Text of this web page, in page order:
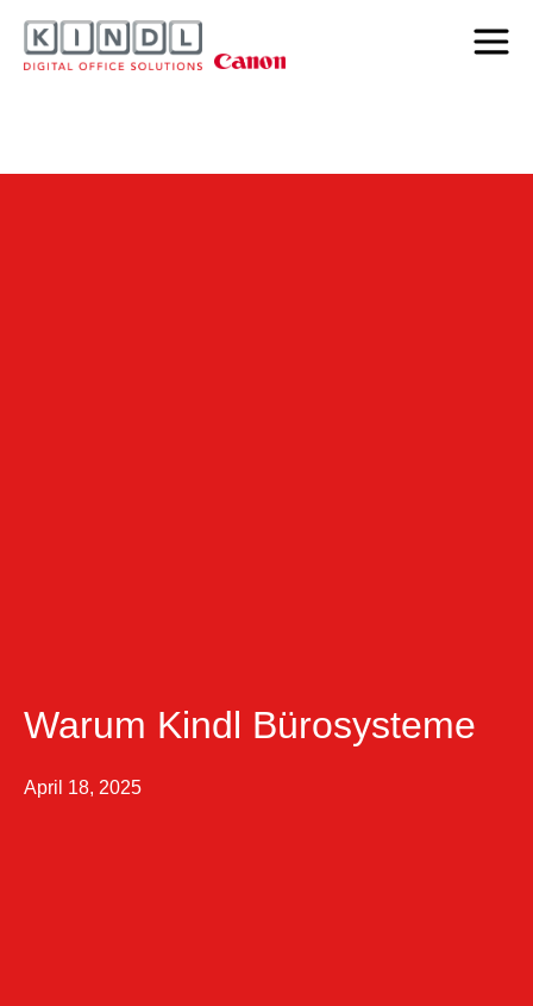
Warum Kindl Bürosysteme
April 18, 2025